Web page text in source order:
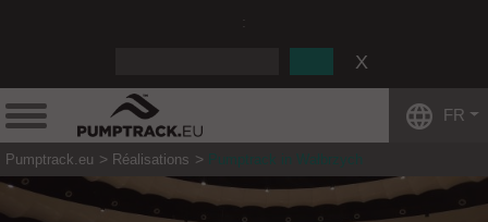
FR
Pumptrack.eu Réalisations Pumptrack in Wałbrzych